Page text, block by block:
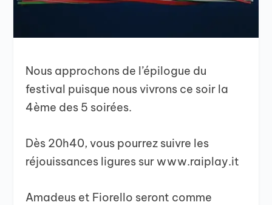
Nous approchons de l’épilogue du
festival puisque nous vivrons ce soir la
4ème des 5 soirées.
Dès 20h40, vous pourrez suivre les
réjouissances ligures sur www.raiplay.it
Amadeus et Fiorello seront comme